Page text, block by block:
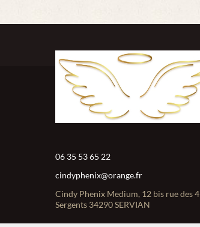
06 35 53 65 22
cindyphenix@orange.fr
Cindy Phenix Medium, 12 bis rue des 4
Sergents 34290 SERVIAN